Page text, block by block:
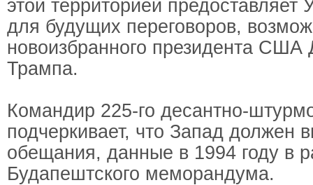
этой территорией предоставляет
для будущих переговоров,
новоизбранного президента США
Трампа.
Командир 225-го десантно-
подчеркивает, что Запад должен
обещания, данные в 1994 году в
Будапештского меморандума.